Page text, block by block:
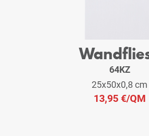
64KZ
25x50x0,8 cm
13,95 €/QM